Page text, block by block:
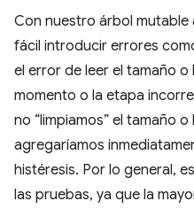
Con nuestro árbol
fácil introducir errores
el error de leer el tamaño
momento o la etapa
no “limpiamos” el tamaño
agregaríamos
histéresis. Por lo general,
las pruebas, ya que la